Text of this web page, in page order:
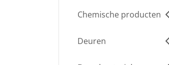
Chemische producten
Deuren